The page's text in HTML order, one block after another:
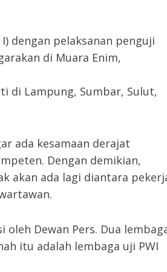
dengan pelaksanan penguji
di Muara Enim,
di Lampung, Sumbar, Sulut,
ada kesamaan derajat
Dengan demikian,
akan ada lagi diantara
Dewan Pers. Dua
itu adalah lembaga uji PWI